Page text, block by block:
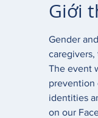
Giới
Gender
The event
prevention
identities
on our